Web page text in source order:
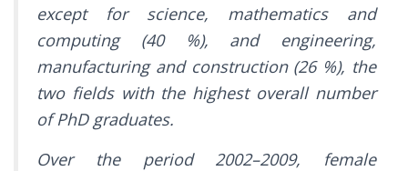
except for science, mathematics and
computing (40 %), and engineering,
manufacturing and construction (26 %), the
two fields with the highest overall number
of PhD graduates.
Over the period 2002–2009, female